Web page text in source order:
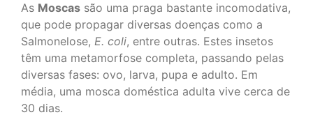
As Moscas são uma praga bastante incomodativa,
que pode propagar diversas doenças como a
Salmonelose, E. coli, entre outras. Estes insetos
têm uma metamorfose completa, passando pelas
diversas fases: ovo, larva, pupa e adulto. Em
média, uma mosca doméstica adulta vive cerca de
30 dias.